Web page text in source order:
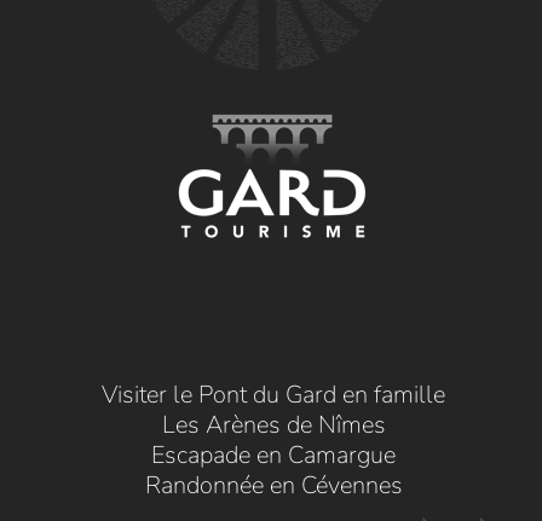
Visiter le Pont du Gard en famille
Les Arènes de Nîmes
Escapade en Camargue
Randonnée en Cévennes